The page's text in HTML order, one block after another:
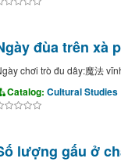
đùa trên xà
chơi trò đu dây:魔法
Catalog: Cultural Studies
lượng gấu ở